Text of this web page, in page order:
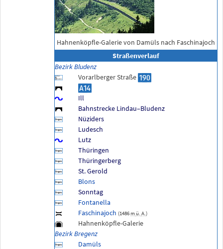
Hahnenköpfle-Galerie von Damüls nach Faschinajoch
Straßenverlauf
Bezirk Bludenz
Vorarlberger Straße
Ill
Bahnstrecke Lindau–Bludenz
Nüziders
Ludesch
Lutz
Thüringen
Thüringerberg
St. Gerold
Blons
Sonntag
Fontanella
Faschinajoch (1486 mü. A.)
Hahnenköpfle-Galerie
Bezirk Bregenz
Damüls